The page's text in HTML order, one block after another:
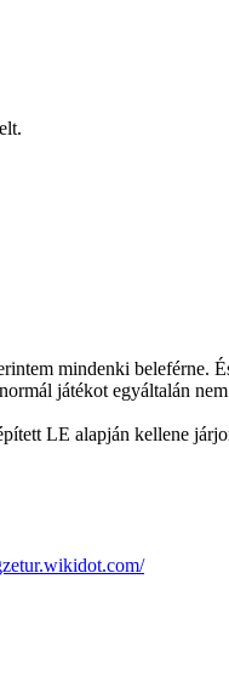
mindenki beleférne.
játékot egyáltalán
LE alapján kellene